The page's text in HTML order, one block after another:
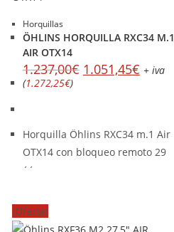
Horquillas
ÖHLINS HORQUILLA RXC34 M.1
AIR OTX14
1.237,00€ 1.051,45€ + iva
(1.272,25€)
Horquilla Öhlins RXC34 m.1 Air
OTX14 con bloqueo remoto 29
´´
¡Oferta!